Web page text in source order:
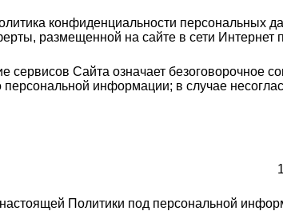
конфиденциальности персональных
размещенной на сайте в сети Интернет
сервисов Сайта означает безоговорочное
персональной информации; в случае
Политики под персональной